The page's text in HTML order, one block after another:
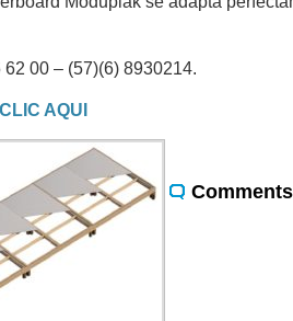
00 – (57)(6) 8930214.
CLIC AQUI